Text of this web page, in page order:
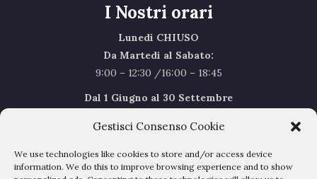
Gestisci Consenso Cookie
We use technologies like cookies to store and/or access device
information. We do this to improve browsing experience and to show
I Nostri orari
Lunedì CHIUSO
Da Martedi al Sabato:
9:00 – 12:30 /16:00 – 18:45
Dal 1 Giugno al 30 Settembre
Sabato Agosto Chiusi
I chiusi per Ferie dal 1 al 24Agosto